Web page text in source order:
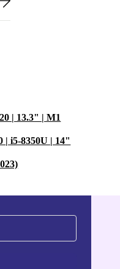
| 13.3" | M1
| i5-8350U | 14"